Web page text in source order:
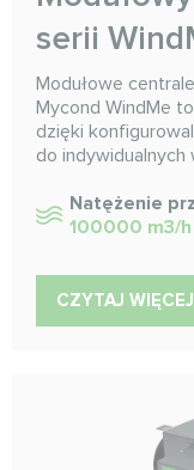
serii
Modułowe
Mycond WindMe
dzięki
do indywidualnych
Natężenie
100000 m3/h
CZYTAJ WIĘCEJ